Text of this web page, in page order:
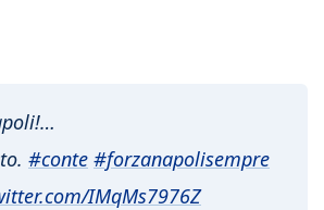
#conte #forzanapolisempre
IMqMs7976Z